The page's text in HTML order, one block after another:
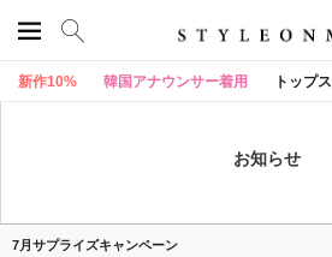
新作10% 韓国アナウンサー着用 トップス
お知らせ
7月サプライズキャンペーン